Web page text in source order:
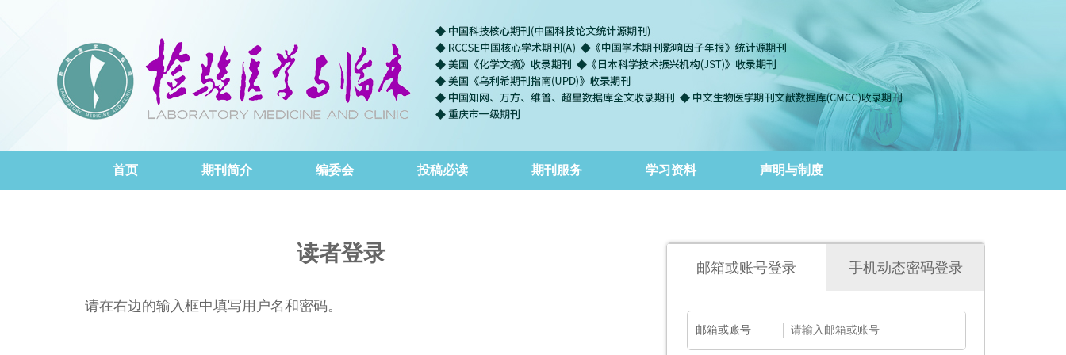
首页 期刊简介 编委会 投稿必读 期刊服务 学习资料 声明与制度
读者登录
请在右边的输入框中填写用户名和密码。
邮箱或账号登录 手机动态密码登录
邮箱或账号